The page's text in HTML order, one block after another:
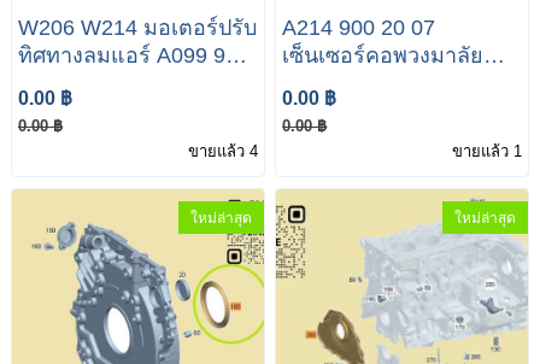
W206 W214 มอเตอร์ปรับ
ทิศทางลมแอร์ A099 906
49 03 Mercedes-Benz
W206 W214 C/E
Stepper motor / Flap
0.00 ฿
0.00 ฿
ขายแล้ว 4
A214 900 20 07
เซ็นเซอร์คอพวงมาลัย
Mercedes-Benz E Class
W214 E300/E350e
0.00 ฿
0.00 ฿
ขายแล้ว 1
ใหม่ล่าสุด ใหม่ล่าสุด